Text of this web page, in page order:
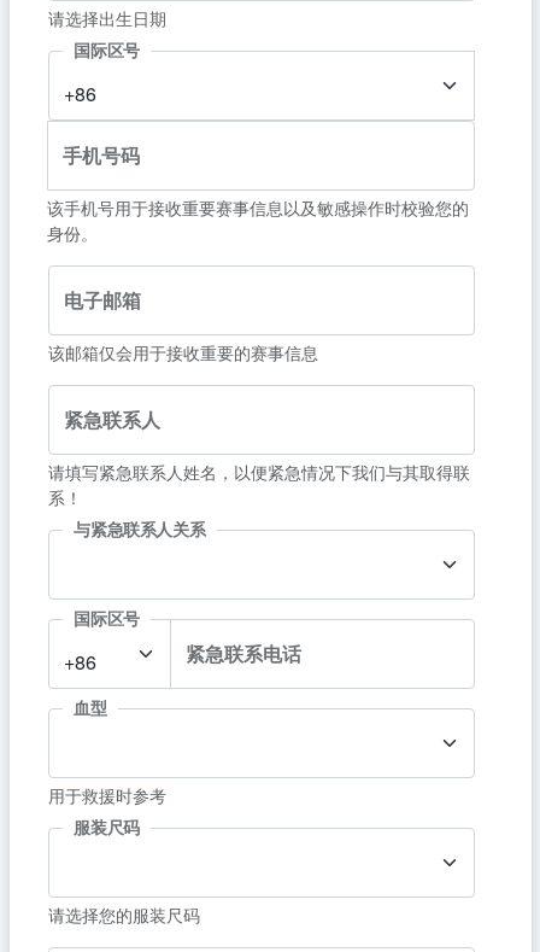
请选择出生日期
+86
国际区号
手机号码
该手机号用于接收重要赛事信息以及敏感操作时校验您的
身份。
电子邮箱
该邮箱仅会用于接收重要的赛事信息
紧急联系人
请填写紧急联系人姓名，以便紧急情况下我们与其取得联
系！
与紧急联系人关系
+86
国际区号
紧急联系电话
血型
用于救援时参考
服装尺码
请选择您的服装尺码